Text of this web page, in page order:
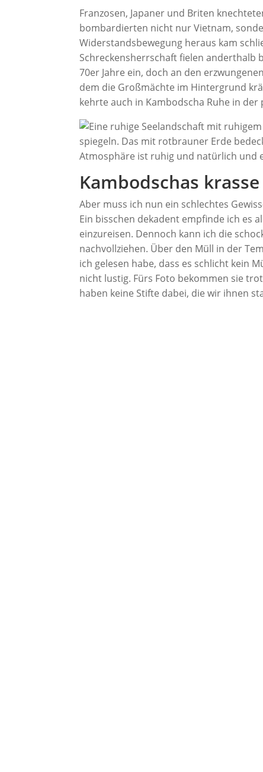
Franzosen, Japaner und Briten
bombardierten nicht nur Vietnam,
Widerstandsbewegung heraus kam
Schreckensherrschaft fielen anderthalb
70er Jahre ein, doch an den
dem die Großmächte im Hintergrund
kehrte auch in Kambodscha Ruhe in
Kambodschas
Aber muss ich nun ein schlechtes
Ein bisschen dekadent empfinde ich es
einzureisen. Dennoch kann ich die
nachvollziehen. Über den Müll in der
ich gelesen habe, dass es schlicht kein
nicht lustig. Fürs Foto bekommen sie
haben keine Stifte dabei, die wir ihnen